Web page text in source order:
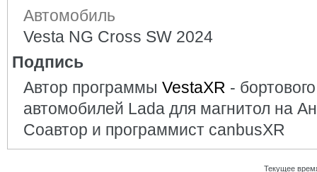
Автомобиль
Vesta NG Cross SW 2024
Подпись
Автор программы VestaXR -
автомобилей Lada для магнитол на
Соавтор и программист canbusXR
Текущее